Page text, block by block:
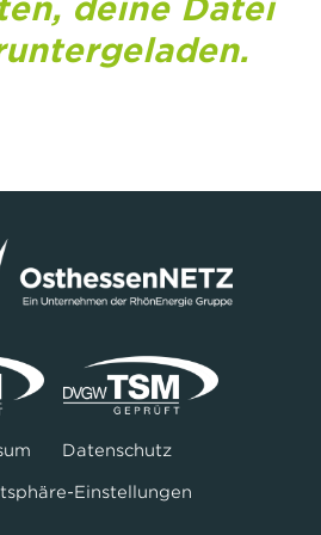
deine Datei
Datenschutz
Einstellungen